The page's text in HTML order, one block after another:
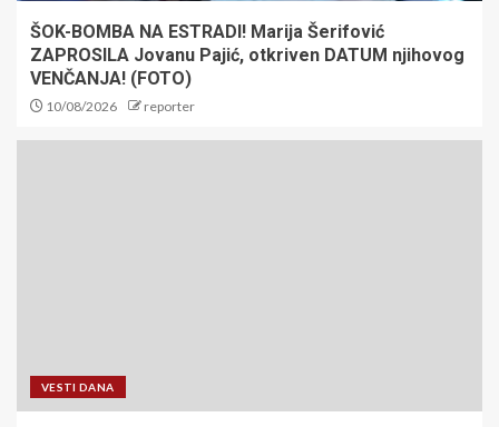
ŠOK-BOMBA NA ESTRADI! Marija Šerifović
ZAPROSILA Jovanu Pajić, otkriven DATUM njihovog
VENČANJA! (FOTO)
10/08/2026 reporter
VESTI DANA